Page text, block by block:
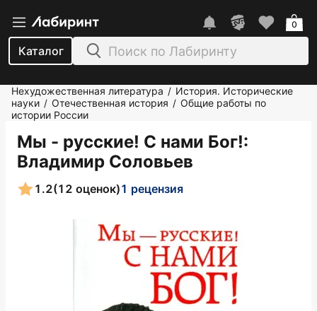
Каталог
0
Нехудожественная литература / История. Исторические
науки / Отечественная история / Общие работы по
истории России
Мы - русские! С нами Бог!:
Владимир Соловьев
1.2(12 оценок)1 рецензия